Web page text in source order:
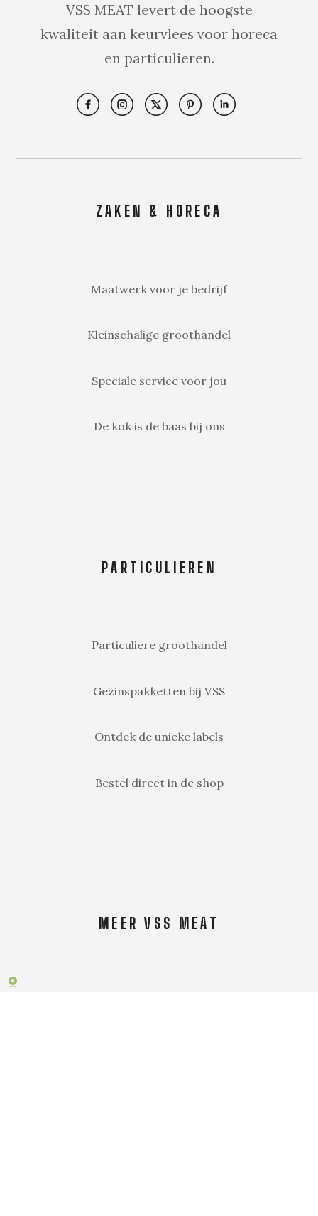
VSS MEAT levert de hoogste
kwaliteit aan keurvlees voor horeca
en particulieren.
ZAKEN & HORECA
Maatwerk voor je bedrijf
Kleinschalige groothandel
Speciale service voor jou
De kok is de baas bij ons
PARTICULIEREN
Particuliere groothandel
Gezinspakketten bij VSS
Ontdek de unieke labels
Bestel direct in de shop
MEER VSS MEAT